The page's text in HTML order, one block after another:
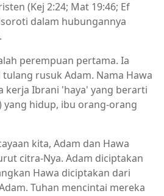
(Kej 2:24; Mat 19:46; Ef
dalam hubungannya
perempuan pertama. Ia
rusuk Adam. Nama Hawa
kerja Ibrani 'haya' yang berarti
hidup, ibu orang-orang
kita, Adam dan Hawa
citra-Nya. Adam diciptakan
Hawa diciptakan dari
Tuhan mencintai mereka